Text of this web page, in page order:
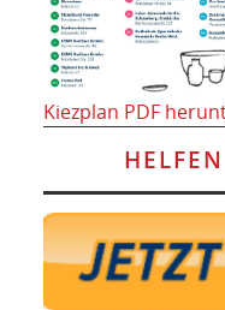
Kiezplan PDF